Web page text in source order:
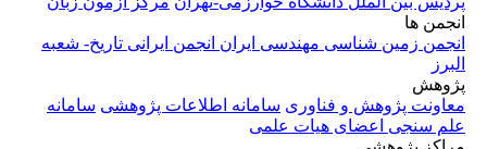
انجمن ها
انجمن زمین شناسی مهندسی ایران انجمن ایرانی تاریخ- شعبه
البرز
پژوهش
معاونت پژوهش و فناوری سامانه اطلاعات پژوهشی سامانه
علم سنجی اعضای هیات علمی